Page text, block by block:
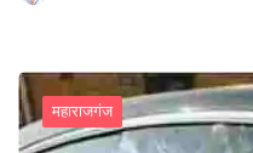
महाराजगंज